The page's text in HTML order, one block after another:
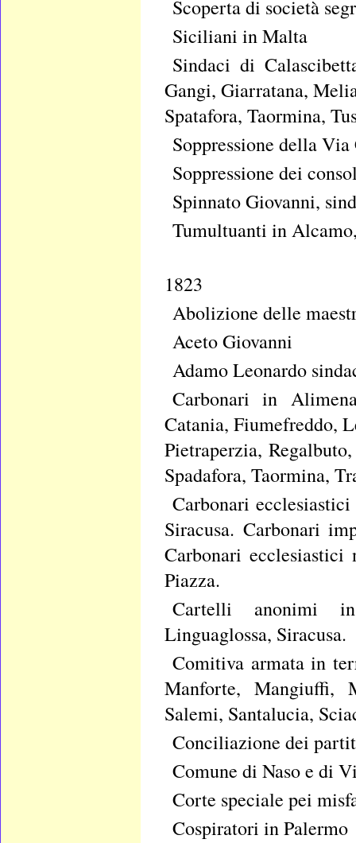
Scoperta di società
Siciliani in Malta
Sindaci di
Gangi, Giarratana,
Spatafora, Taormina,
Soppressione della
Soppressione dei
Spinnato Giovanni,
Tumultuanti in
1823
Abolizione delle
Aceto Giovanni
Adamo Leonardo
Carbonari in
Catania, Fiumefreddo,
Pietraperzia,
Spadafora, Taormina,
Carbonari
Siracusa. Carbonari
Carbonari
Piazza.
Cartelli anonimi in
Linguaglossa, Siracusa.
Comitiva armata in
Manforte, Mangiuffi,
Salemi, Santalucia,
Conciliazione dei
Comune di Naso e di
Corte speciale pei
Cospiratori in Palermo